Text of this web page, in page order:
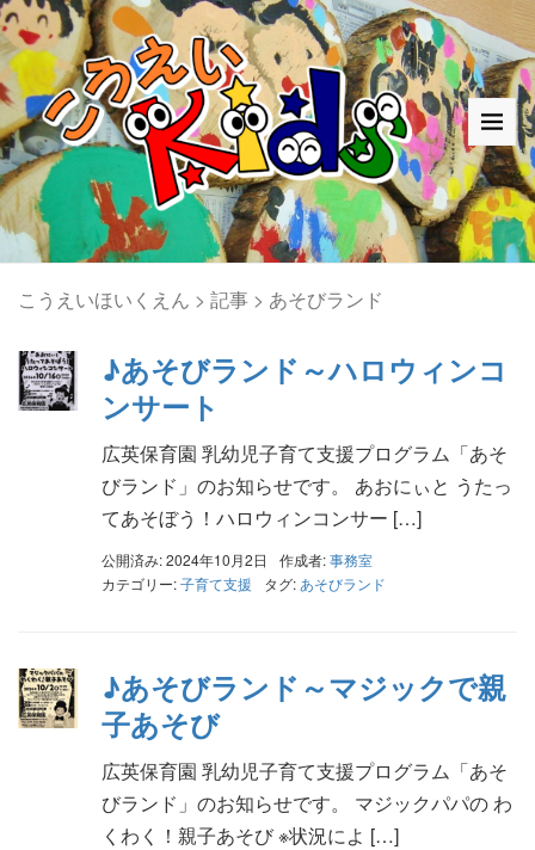
こうえいほいくえん > 記事 > あそびランド
♪あそびランド～ハロウィンコ
ンサート
広英保育園 乳幼児子育て支援プログラム「あそ
びランド」のお知らせです。 あおにぃと うたっ
てあそぼう！ハロウィンコンサー […]
公開済み: 2024年10月2日 作成者:事務室
カテゴリー:子育て支援 タグ: あそびランド
♪あそびランド～マジックで親
子あそび
広英保育園 乳幼児子育て支援プログラム「あそ
びランド」のお知らせです。 マジックパパの わ
くわく！親子あそび ※状況によ […]